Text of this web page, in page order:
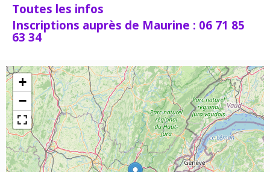
Toutes les infos
Inscriptions auprès de Maurine : 06 71 85
63 34
+
−